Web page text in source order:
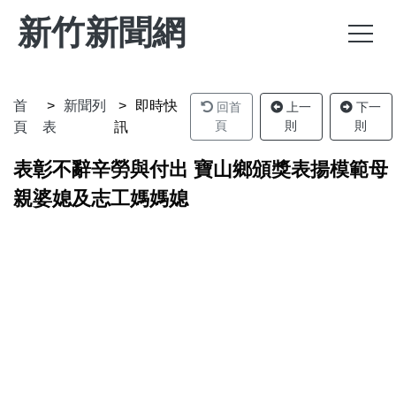
新竹新聞網
首
頁
新聞列
表
即時快
訊
回首
頁
上一
則
下一
則
表彰不辭辛勞與付出 寶山鄉頒獎表揚模範母
親婆媳及志工媽媽媳